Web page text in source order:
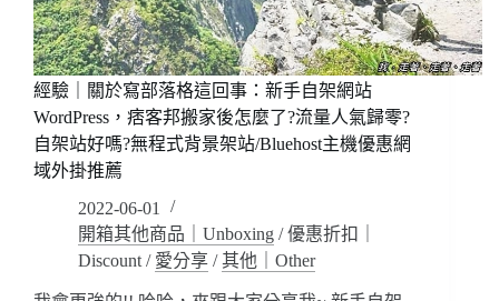
經驗｜關於寫部落格這回事：新手自架網站
WordPress，痞客邦搬家後怎麼了?流量人氣歸零?
自架站好嗎?無程式背景架站/Bluehost主機優惠網
域外掛推薦
2022-06-01
開箱其他商品｜Unboxing /優惠折扣｜
Discount / 愛分享 /其他｜Other